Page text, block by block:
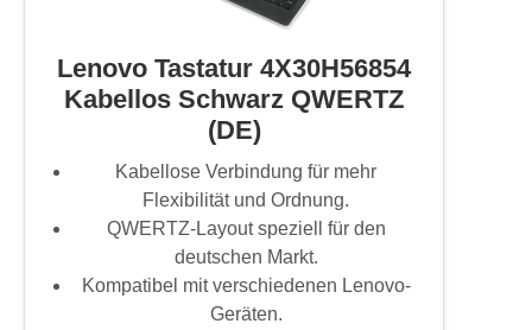
Lenovo Tastatur 4X30H56854
Kabellos Schwarz QWERTZ
(DE)
Kabellose Verbindung für mehr
Flexibilität und Ordnung.
QWERTZ-Layout speziell für den
deutschen Markt.
Kompatibel mit verschiedenen Lenovo-
Geräten.